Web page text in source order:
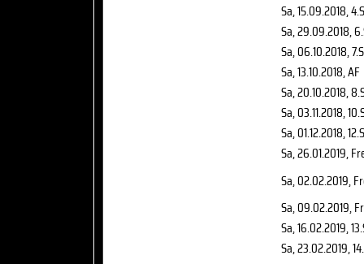
Sa, 15.09.2018,
Sa, 29.09.2018,
Sa, 06.10.2018,
Sa, 13.10.2018, AF
Sa, 20.10.2018,
Sa, 03.11.2018,
Sa, 01.12.2018,
Sa, 26.01.2019,
Sa, 02.02.2019,
Sa, 09.02.2019,
Sa, 16.02.2019,
Sa, 23.02.2019,